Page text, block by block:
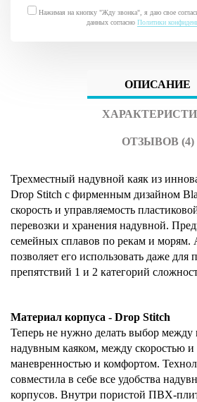
Нажимая на кнопку "Жду звонка", я даю свое
данных согласно Политики
ОПИСАНИЕ
ОТЗЫВОВ (4)
Трехместный надувной каяк из
Drop Stitch с фирменным дизайном
скорость и управляемость
перевозки и хранения надувной.
семейных сплавов по рекам и морям.
позволяет его использовать даже
препятствий 1 и 2 категорий
Материал корпуса - Drop Stitch
Теперь не нужно делать выбор между
надувным каяком, между скоростью и
маневренностью и комфортом.
совместила в себе все удобства
корпусов. Внутри пористой ПВХ-